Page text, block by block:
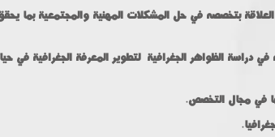
بتخصصه في حل المشكلات المهنية والمجتمعية بما
دراسة الظواهر الجغرافية لتطوير المعرفة الجغرافية في